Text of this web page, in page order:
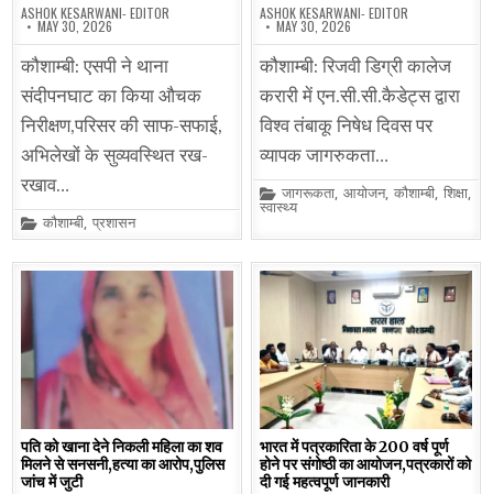
ASHOK KESARWANI- EDITOR
MAY 30, 2026
कौशाम्बी: एसपी ने थाना
संदीपनघाट का किया औचक
निरीक्षण,परिसर की साफ-सफाई,
अभिलेखों के सुव्यवस्थित रख-
रखाव…
Posted
in
कौशाम्बी,प्रशासन
ASHOK KESARWANI- EDITOR
MAY 30, 2026
कौशाम्बी: रिजवी डिग्री कालेज
करारी में एन.सी.सी.कैडेट्स द्वारा
विश्व तंबाकू निषेध दिवस पर
व्यापक जागरुकता…
Posted
in
जागरूकता,आयोजन,कौशाम्बी,शिक्षा,
स्वास्थ्य
पति को खाना देने निकली महिला का शव
मिलने से सनसनी,हत्या का आरोप,पुलिस
जांच में जुटी
भारत में पत्रकारिता के 200 वर्ष पूर्ण
होने पर संगोष्ठी का आयोजन,पत्रकारों को
दी गई महत्वपूर्ण जानकारी